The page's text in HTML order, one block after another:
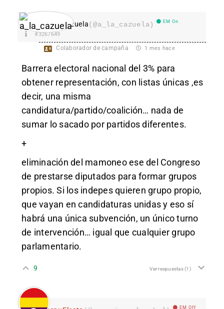
a_la_cazuela(@a_la_cazuela) EM On
#3267649
Colaborador de campaña 1 mes hace
Barrera electoral nacional del 3% para
obtener representación, con listas únicas ,es
decir, una misma
candidatura/partido/coalición… nada de
sumar lo sacado por partidos diferentes.
+
eliminación del mamoneo ese del Congreso
de prestarse diputados para formar grupos
propios. Si los indepes quieren grupo propio,
que vayan en candidaturas unidas y eso sí
habrá una única subvención, un único turno
de intervención… igual que cualquier grupo
parlamentario.
9 Ver respuestas(1)
EM Off